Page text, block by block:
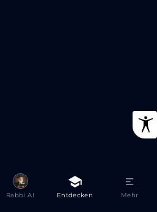
Rabbi AI Entdecken Mehr